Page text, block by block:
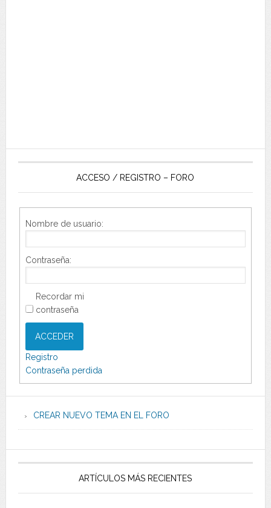
ACCESO / REGISTRO – FORO
Nombre de usuario:
Contraseña:
Recordar mi
contraseña
ACCEDER
Registro
Contraseña perdida
CREAR NUEVO TEMA EN EL FORO
ARTÍCULOS MÁS RECIENTES